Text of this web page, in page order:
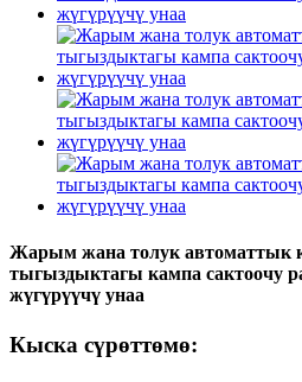
Жарым жана толук автоматтык
тыгыздыктагы кампа сактоочу
жүгүрүүчү унаа
Кыска сүрөттөмө: